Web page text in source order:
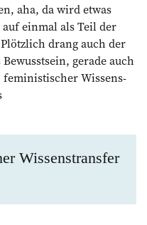
aha, da wird etwas
einmal als Teil der
drang auch der
gerade auch
feministischer Wissens­
Wissenstransfer